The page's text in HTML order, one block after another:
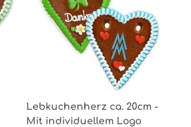
Lebkuchenherz ca. 20cm -
Mit individuellem Logo